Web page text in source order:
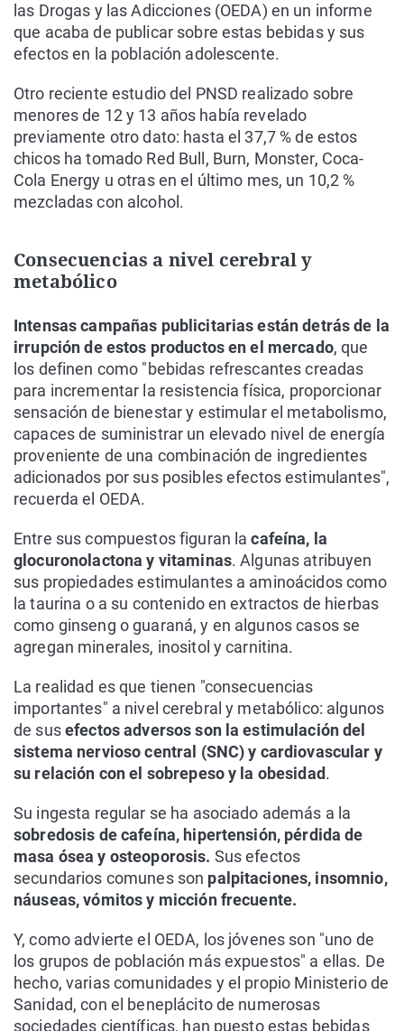
las Drogas y las Adicciones (OEDA) en un informe
que acaba de publicar sobre estas bebidas y sus
efectos en la población adolescente.
Otro reciente estudio del PNSD realizado sobre
menores de 12 y 13 años había revelado
previamente otro dato: hasta el 37,7 % de estos
chicos ha tomado Red Bull, Burn, Monster, Coca-
Cola Energy u otras en el último mes, un 10,2 %
mezcladas con alcohol.
Consecuencias a nivel cerebral y
metabólico
Intensas campañas publicitarias están detrás de la
irrupción de estos productos en el mercado, que
los definen como "bebidas refrescantes creadas
para incrementar la resistencia física, proporcionar
sensación de bienestar y estimular el metabolismo,
capaces de suministrar un elevado nivel de energía
proveniente de una combinación de ingredientes
adicionados por sus posibles efectos estimulantes",
recuerda el OEDA.
Entre sus compuestos figuran lacafeína, la
glocuronolactona y vitaminas. Algunas atribuyen
sus propiedades estimulantes a aminoácidos como
la taurina o a su contenido en extractos de hierbas
como ginseng o guaraná, y en algunos casos se
agregan minerales, inositol y carnitina.
La realidad es que tienen "consecuencias
importantes" a nivel cerebral y metabólico: algunos
de susefectos adversos son la estimulación del
sistema nervioso central (SNC) y cardiovascular y
su relación con el sobrepeso y la obesidad.
Su ingesta regular se ha asociado además a la
sobredosis de cafeína, hipertensión, pérdida de
masa ósea y osteoporosis. Sus efectos
secundarios comunes son palpitaciones, insomnio,
náuseas, vómitos y micción frecuente.
Y, como advierte el OEDA, los jóvenes son "uno de
los grupos de población más expuestos" a ellas. De
hecho, varias comunidades y el propio Ministerio de
Sanidad, con el beneplácito de numerosas
sociedades científicas, han puesto estas bebidas